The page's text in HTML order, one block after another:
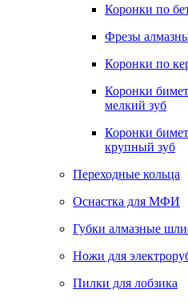
Коронки по
Фрезы
Коронки по
Коронки
мелкий зуб
Коронки
крупный зуб
Переходные кольца
Оснастка для МФИ
Губки алмазные
Ножи для
Пилки для лобзика